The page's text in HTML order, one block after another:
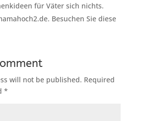
für Väter sich nichts.
Besuchen Sie diese
will not be published. Required
*